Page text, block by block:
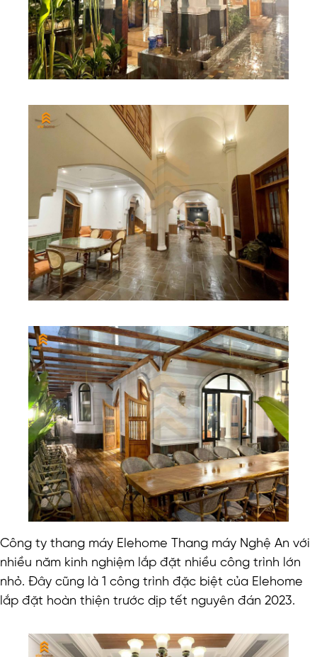
Công ty thang máy Elehome Thang máy Nghệ An với
nhiều năm kinh nghiệm lắp đặt nhiều công trình lớn
nhỏ. Đây cũng là 1 công trình đặc biệt của Elehome
lắp đặt hoàn thiện trước dịp tết nguyên đán 2023.